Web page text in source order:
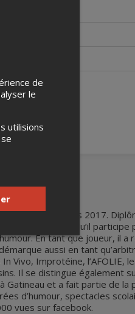
depuis 2017.
la scène, alors qu’il participe
En tant que joueur, il
aussi en tant
Improtéine, l’AFOLIE,
Il se distingue également
Gatineau et a fait partie de
d’humour, spectacles
vues sur facebook.
de
le
utilisions